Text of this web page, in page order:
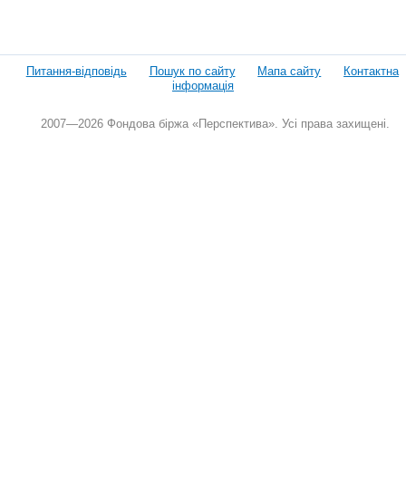
Питання-відповідь Пошук по сайту Мапа сайту
Контактна
інформація
2007—2026 Фондова біржа «Перспектива». Усі права захищені.